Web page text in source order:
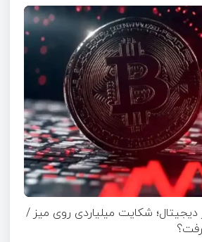
دیجیتال؛ شکایت میلیاردی روی میز /